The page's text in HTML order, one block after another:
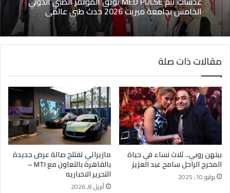
عدسات تيم MED PULSE توثق المؤتمر الطبي الدولي
الخامس بجامعة ميريت 2026 حدث طبي عالمي
منذ 3 أسابيع
محمد سعيد أنور.. طالب بالكلية الحربية يجسد نموذج
الشباب الطموح في خدمة الوطن
مقالات ذات صلة
بينهن روبي.. ثلاث نساء في حياة
المخرج الراحل سامح عبد العزيز
يوليو 10, 2025
مازيراتي تفتتح صالة عرض جديدة
بالقاهرة بالتعاون مع MTI –
التحرير الاخباريه
أبريل 8, 2026